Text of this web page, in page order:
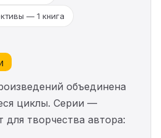
— 1 книга
объединена
циклы. Серии —
творчества автора: